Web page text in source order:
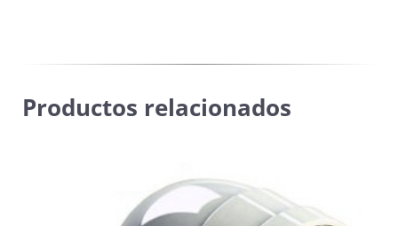
Productos relacionados